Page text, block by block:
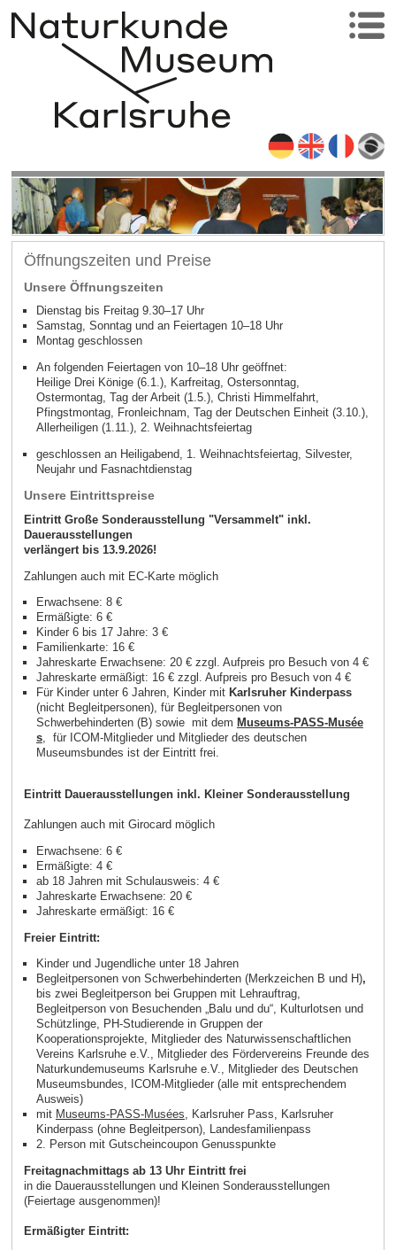
Öffnungszeiten und Preise
Unsere Öffnungszeiten
Dienstag bis Freitag 9.30–17 Uhr
Samstag, Sonntag und an Feiertagen 10–18 Uhr
Montag geschlossen
An folgenden Feiertagen von 10–18 Uhr geöffnet:
Heilige Drei Könige (6.1.), Karfreitag, Ostersonntag,
Ostermontag, Tag der Arbeit (1.5.), Christi Himmelfahrt,
Pfingstmontag, Fronleichnam, Tag der Deutschen Einheit (3.10.),
Allerheiligen (1.11.), 2. Weihnachtsfeiertag
geschlossen an Heiligabend, 1. Weihnachtsfeiertag, Silvester,
Neujahr und Fasnachtdienstag
Unsere Eintrittspreise
Eintritt Große Sonderausstellung "Versammelt" inkl.
Dauerausstellungen
verlängert bis 13.9.2026!
Zahlungen auch mit EC-Karte möglich
Erwachsene: 8 €
Ermäßigte: 6 €
Kinder 6 bis 17 Jahre: 3 €
Familienkarte: 16 €
Jahreskarte Erwachsene: 20 € zzgl. Aufpreis pro Besuch von 4 €
Jahreskarte ermäßigt: 16 € zzgl. Aufpreis pro Besuch von 4 €
Für Kinder unter 6 Jahren, Kinder mit Karlsruher Kinderpass
(nicht Begleitpersonen), für Begleitpersonen von
Schwerbehinderten (B) sowie mit dem Museums-PASS-Musée
s, für ICOM-Mitglieder und Mitglieder des deutschen
Museumsbundes ist der Eintritt frei.
Eintritt Dauerausstellungen inkl. Kleiner Sonderausstellung
Zahlungen auch mit Girocard möglich
Erwachsene: 6 €
Ermäßigte: 4 €
ab 18 Jahren mit Schulausweis: 4 €
Jahreskarte Erwachsene: 20 €
Jahreskarte ermäßigt: 16 €
Freier Eintritt:
Kinder und Jugendliche unter 18 Jahren
Begleitpersonen von Schwerbehinderten (Merkzeichen B und H),
bis zwei Begleitperson bei Gruppen mit Lehrauftrag,
Begleitperson von Besuchenden „Balu und du“, Kulturlotsen und
Schützlinge, PH-Studierende in Gruppen der
Kooperationsprojekte, Mitglieder des Naturwissenschaftlichen
Vereins Karlsruhe e.V., Mitglieder des Fördervereins Freunde des
Naturkundemuseums Karlsruhe e.V., Mitglieder des Deutschen
Museumsbundes, ICOM-Mitglieder (alle mit entsprechendem
Ausweis)
mit Museums-PASS-Musées, Karlsruher Pass, Karlsruher
Kinderpass (ohne Begleitperson), Landesfamilienpass
2. Person mit Gutscheincoupon Genusspunkte
Freitagnachmittags ab 13 Uhr Eintritt frei
in die Dauerausstellungen und Kleinen Sonderausstellungen
(Feiertage ausgenommen)!
Ermäßigter Eintritt: